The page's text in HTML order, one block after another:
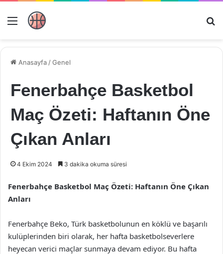
Menü
Anasayfa /Genel
Fenerbahçe Basketbol
Maç Özeti: Haftanın Öne
Çıkan Anları
4 Ekim 2024 3 dakika okuma süresi
Fenerbahçe Basketbol Maç Özeti: Haftanın Öne Çıkan
Anları
Fenerbahçe Beko, Türk basketbolunun en köklü ve başarılı
kulüplerinden biri olarak, her hafta basketbolseverlere
heyecan verici maçlar sunmaya devam ediyor. Bu hafta